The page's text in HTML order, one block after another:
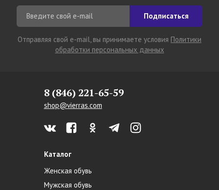
Подписаться
Отправляя свой e-mail, вы принимаете условия Политики
обработки персональных данных
8 (846) 221-65-59
shop@vierras.com
Каталог
Женская обувь
Мужская обувь